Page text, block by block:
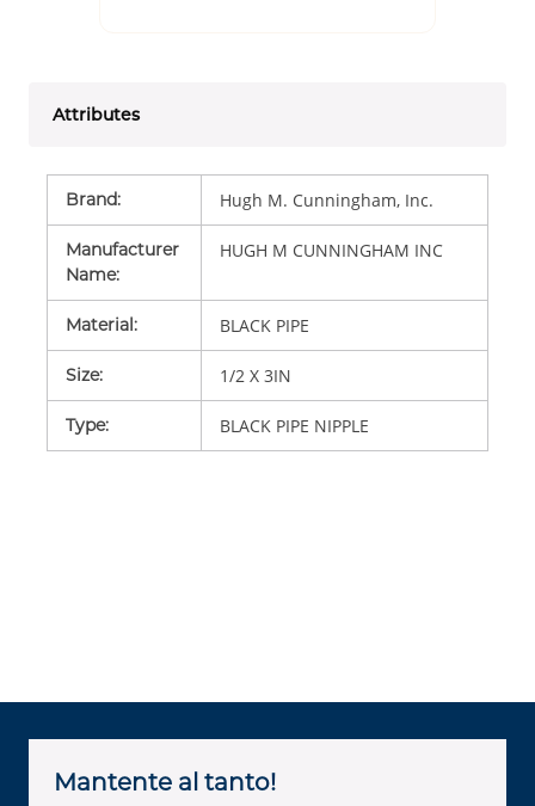
Attributes
Brand: Hugh M. Cunningham, Inc.
Manufacturer
Name:
HUGH M CUNNINGHAM INC
Material: BLACK PIPE
Size: 1/2 X 3IN
Type: BLACK PIPE NIPPLE
Mantente al tanto!